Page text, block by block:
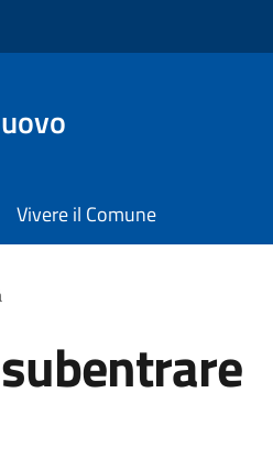
Vivere il Comune